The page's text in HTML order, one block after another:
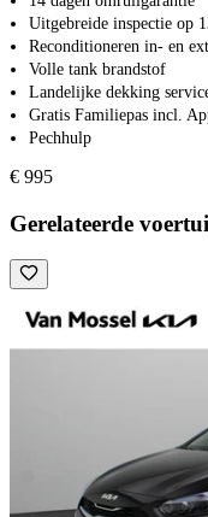
Uitgebreide inspectie op
Reconditioneren in- en
Volle tank brandstof
Landelijke dekking
Gratis Familiepas incl.
Pechhulp
€ 995
Gerelateerde